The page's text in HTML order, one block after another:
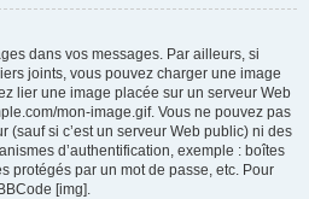
dans vos messages. Par ailleurs, si
joints, vous pouvez charger une image
lier une image placée sur un serveur Web
mon-image.gif. Vous ne pouvez pas
(sauf si c’est un serveur Web public) ni des
d’authentification, exemple : boîtes
protégés par un mot de passe, etc. Pour
[img].